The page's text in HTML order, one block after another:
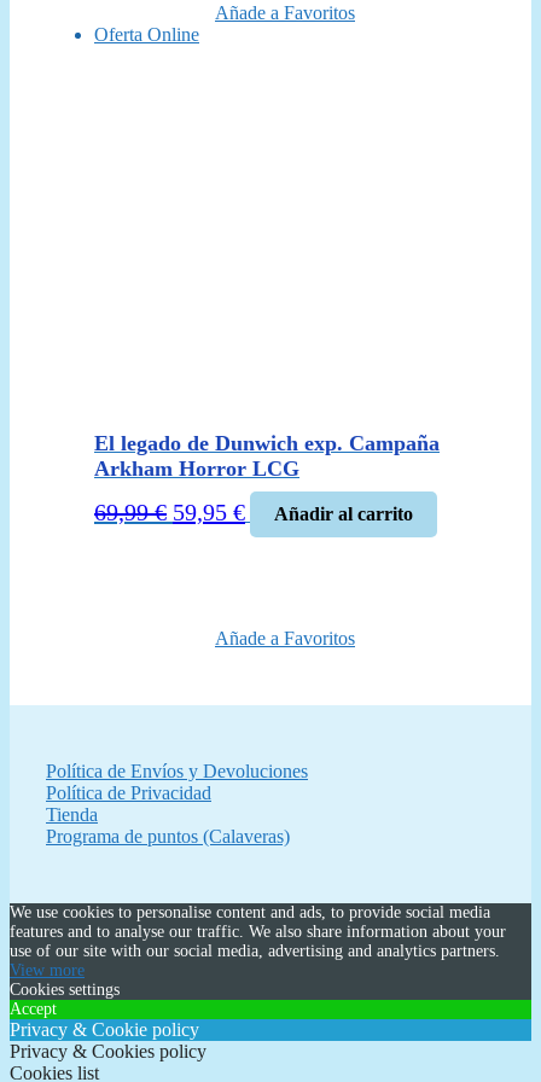
Añade a Favoritos
Oferta Online
El legado de Dunwich exp. Campaña
Arkham Horror LCG
69,99€ El
59,95 €El
precio
Añadir al carrito
Añade a Favoritos
Política de Envíos y Devoluciones
Política de Privacidad
Tienda
Programa de puntos (Calaveras)
We use cookies to personalise content and ads, to provide social media
features and to analyse our traffic. We also share information about your
use of our site with our social media, advertising and analytics partners.
View more
Cookies settings
Accept
Privacy & Cookie policy
Privacy & Cookies policy
Cookies list